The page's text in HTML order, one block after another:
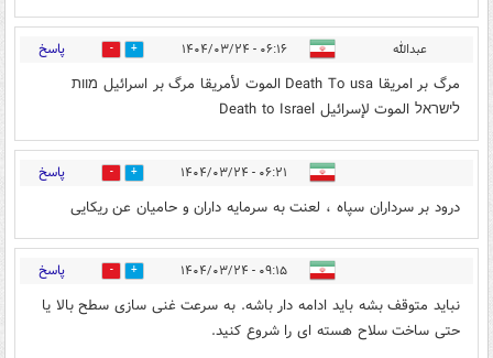
عبدالله ۰۶:۱۶ - ۱۴۰۴/۰۳/۲۴ 6 پاسخ
مرگ بر امریقا Death To usa الموت لأمریقا مرگ بر اسرائیل מוות
לישראל الموت لإسرائیل Death to Israel
۰۶:۲۱ - ۱۴۰۴/۰۳/۲۴ 4 پاسخ
درود بر سرداران سپاه ، لعنت به سرمایه داران و حامیان عن ریکایی
۰۹:۱۵ - ۱۴۰۴/۰۳/۲۴ 3 پاسخ
نباید متوقف بشه باید ادامه دار باشه. به سرعت غنی سازی سطح بالا یا
حتی ساخت سلاح هسته ای را شروع کنید.